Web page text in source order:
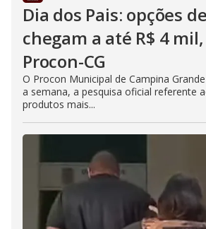
Dia dos Pais: opções
chegam a até R$ 4
Procon-CG
O Procon Municipal de Campina
a semana, a pesquisa oficial referente
produtos mais...